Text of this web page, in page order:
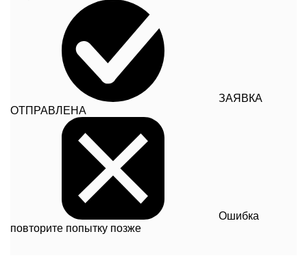
ЗАЯВКА
ОТПРАВЛЕНА
Ошибка
повторите попытку позже